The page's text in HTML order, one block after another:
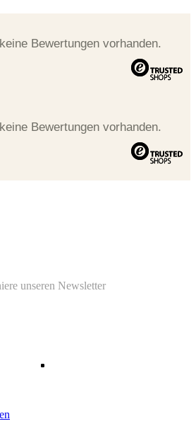
Bewertungen vorhanden.
Bewertungen vorhanden.
unseren Newsletter